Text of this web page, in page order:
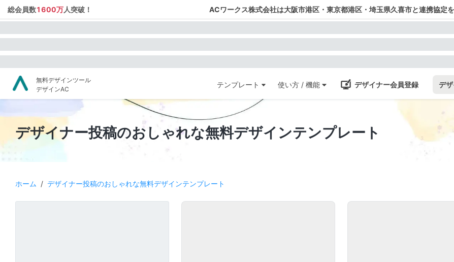
総会員数1600万人突破！ ACワークス株式会社は大阪市港区・東京都港区・埼玉県久喜市と連携協定
無料デザインツール
デザインAC
テンプレート 使い方 / 機能 デザイナー会員登録 デ
デザイナー投稿のおしゃれな無料デザインテンプレート
ホーム / デザイナー投稿のおしゃれな無料デザインテンプレート